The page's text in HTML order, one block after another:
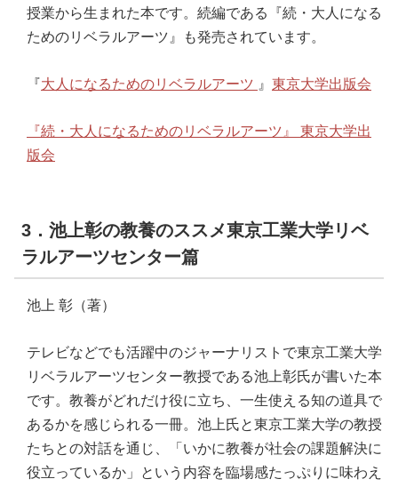
授業から生まれた本です。続編である『続・大人になる
ためのリベラルアーツ』も発売されています。
『大人になるためのリベラルアーツ 』 東京大学出版会
『続・大人になるためのリベラルアーツ』 東京大学出
版会
3．池上彰の教養のススメ東京工業大学リベ
ラルアーツセンター篇
池上 彰（著）
テレビなどでも活躍中のジャーナリストで東京工業大学
リベラルアーツセンター教授である池上彰氏が書いた本
です。教養がどれだけ役に立ち、一生使える知の道具で
あるかを感じられる一冊。池上氏と東京工業大学の教授
たちとの対話を通じ、「いかに教養が社会の課題解決に
役立っているか」という内容を臨場感たっぷりに味わえ